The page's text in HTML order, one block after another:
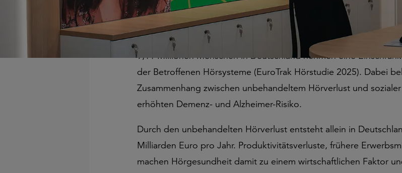
9,11 Millionen Menschen in Deutschland nehmen eine
der Betroffenen Hörsysteme (EuroTrak Hörstudie 2025). Dabei
Zusammenhang zwischen unbehandeltem Hörverlust und
erhöhten Demenz- und Alzheimer-Risiko.
Durch den unbehandelten Hörverlust entsteht allein in
Milliarden Euro pro Jahr. Produktivitätsverluste, frühere
machen Hörgesundheit damit zu einem wirtschaftlichen Faktor